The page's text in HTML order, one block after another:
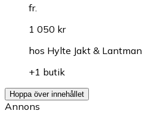
fr.
1 050 kr
hos Hylte Jakt & Lantman
+1 butik
Hoppa över innehållet
Annons